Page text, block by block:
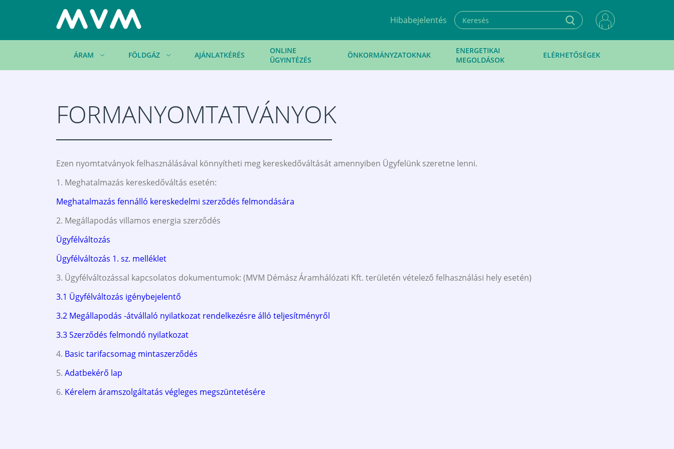
Hibabejelentés
ÁRAM FÖLDGÁZ AJÁNLATKÉRÉS
ONLINE
ÜGYINTÉZÉS
ÖNKORMÁNYZATOKNAK
ENERGETIKAI
MEGOLDÁSOK
ELÉRHETŐSÉGEK
FORMANYOMTATVÁNYOK
Ezen nyomtatványok felhasználásával könnyítheti meg kereskedőváltását amennyiben Ügyfelünk szeretne lenni.
1. Meghatalmazás kereskedőváltás esetén:
Meghatalmazás fennálló kereskedelmi szerződés felmondására
2. Megállapodás villamos energia szerződés
Ügyfélváltozás
Ügyfélváltozás 1. sz. melléklet
3. Ügyfélváltozással kapcsolatos dokumentumok: (MVM Démász Áramhálózati Kft. területén vételező felhasználási hely esetén)
3.1 Ügyfélváltozás igénybejelentő
3.2 Megállapodás -átvállaló nyilatkozat rendelkezésre álló teljesítményről
3.3 Szerződés felmondó nyilatkozat
4. Basic tarifacsomag mintaszerződés
5. Adatbekérő lap
6. Kérelem áramszolgáltatás végleges megszüntetésére